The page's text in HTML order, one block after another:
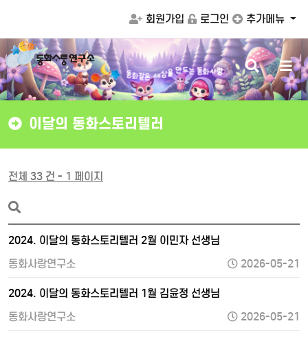
회원가입 로그인 추가메뉴
동화같은 세상을 만드는 동화사랑 검
색
버
튼
메
뉴
버
튼
이달의 동화스토리텔러
전체 33 건 - 1 페이지
2024. 이달의 동화스토리텔러 2월 이민자 선생님
동화사랑연구소
2026-05-21
2024. 이달의 동화스토리텔러 1월 김윤정 선생님
동화사랑연구소
2026-05-21